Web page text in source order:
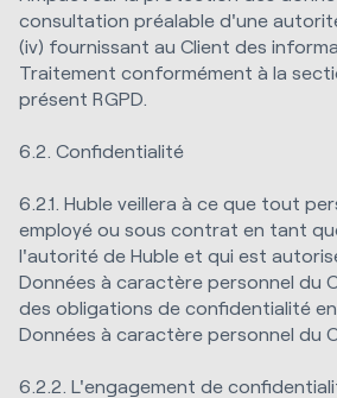
consultation préalable d'une
(iv) fournissant au Client des
Traitement conformément à la
présent RGPD.
6.2. Confidentialité
6.2.1. Huble veillera à ce que tout
employé ou sous contrat en tant
l'autorité de Huble et qui est
Données à caractère personnel du
des obligations de confidentialité
Données à caractère personnel du
6.2.2. L'engagement de